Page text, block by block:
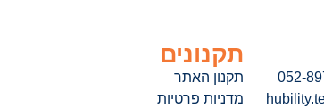
תקנונים
תקנון האתר
מדניות פרטיות